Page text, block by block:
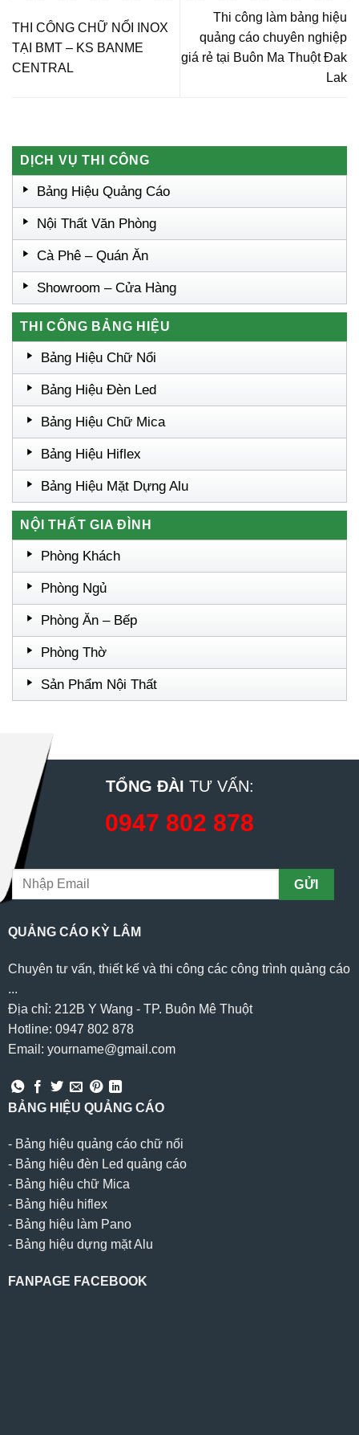
THI CÔNG CHỮ NỔI INOX
TẠI BMT – KS BANME
CENTRAL
Thi công làm bảng hiệu
quảng cáo chuyên nghiệp
giá rẻ tại Buôn Ma Thuột Đak
Lak
DỊCH VỤ THI CÔNG
Bảng Hiệu Quảng Cáo
Nội Thất Văn Phòng
Cà Phê – Quán Ăn
Showroom – Cửa Hàng
THI CÔNG BẢNG HIỆU
Bảng Hiệu Chữ Nổi
Bảng Hiệu Đèn Led
Bảng Hiệu Chữ Mica
Bảng Hiệu Hiflex
Bảng Hiệu Mặt Dựng Alu
NỘI THẤT GIA ĐÌNH
Phòng Khách
Phòng Ngủ
Phòng Ăn – Bếp
Phòng Thờ
Sản Phẩm Nội Thất
TỔNG ĐÀI TƯ VẤN:
0947 802 878
QUẢNG CÁO KỲ LÂM
Chuyên tư vấn, thiết kế và thi công các công trình quảng cáo
...
Địa chỉ: 212B Y Wang - TP. Buôn Mê Thuột
Hotline: 0947 802 878
Email: yourname@gmail.com
BẢNG HIỆU QUẢNG CÁO
- Bảng hiệu quảng cáo chữ nổi
- Bảng hiệu đèn Led quảng cáo
- Bảng hiệu chữ Mica
- Bảng hiệu hiflex
- Bảng hiệu làm Pano
- Bảng hiệu dựng mặt Alu
FANPAGE FACEBOOK